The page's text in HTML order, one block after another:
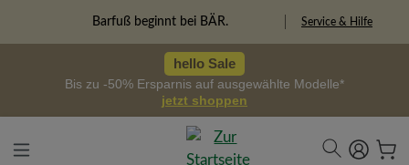
Freiheitspioniere Service & Hilfe
hello Sale
Bis zu -50% Ersparnis auf ausgewählte Modelle*
jetzt shoppen